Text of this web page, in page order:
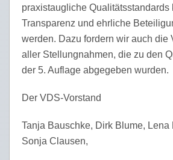
praxistaugliche Qualitätsstandards
Transparenz und ehrliche
werden. Dazu fordern wir auch die
aller Stellungnahmen, die zu den
der 5. Auflage abgegeben wurden.
Der VDS-Vorstand
Tanja Bauschke, Dirk Blume, Lena
Sonja Clausen,